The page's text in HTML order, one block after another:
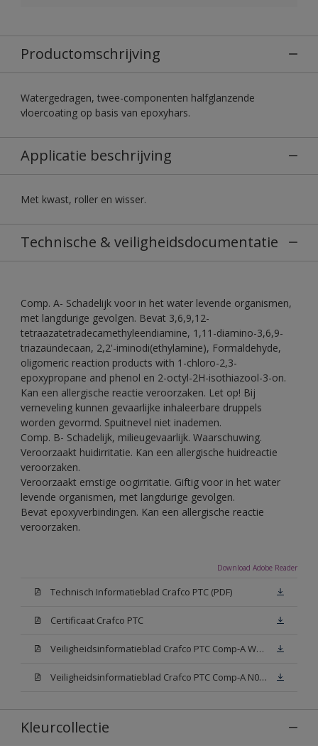
Productomschrijving
Watergedragen, twee-componenten halfglanzende
vloercoating op basis van epoxyhars.
Applicatie beschrijving
Met kwast, roller en wisser.
Technische & veiligheidsdocumentatie
Comp. A- Schadelijk voor in het water levende organismen,
met langdurige gevolgen. Bevat 3,6,9,12-
tetraazatetradecamethyleendiamine, 1,11-diamino-3,6,9-
triazaündecaan, 2,2'-iminodi(ethylamine), Formaldehyde,
oligomeric reaction products with 1-chloro-2,3-
epoxypropane and phenol en 2-octyl-2H-isothiazool-3-on.
Kan een allergische reactie veroorzaken. Let op! Bij
verneveling kunnen gevaarlijke inhaleerbare druppels
worden gevormd. Spuitnevel niet inademen.
Comp. B- Schadelijk, milieugevaarlijk. Waarschuwing.
Veroorzaakt huidirritatie. Kan een allergische huidreactie
veroorzaken.
Veroorzaakt ernstige oogirritatie. Giftig voor in het water
levende organismen, met langdurige gevolgen.
Bevat epoxyverbindingen. Kan een allergische reactie
veroorzaken.
Download Adobe Reader
Technisch Informatieblad Crafco PTC (PDF)
Certificaat Crafco PTC
Veiligheidsinformatieblad Crafco PTC Comp-A W05 (MSDS)
Veiligheidsinformatieblad Crafco PTC Comp-A N00 (MSDS)
Kleurcollectie